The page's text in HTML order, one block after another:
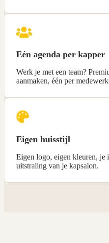
Eén agenda per kapper
Werk je met een team?
aanmaken, één per
Eigen huisstijl
Eigen logo, eigen kleuren, je
uitstraling van je kapsalon.